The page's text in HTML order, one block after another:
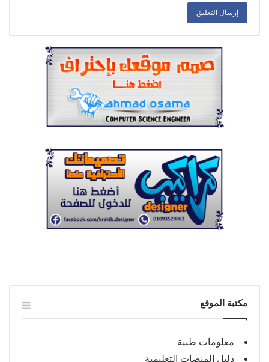
مكتبة الموقع
معلومات طبية
دليل المنصات التعليمية